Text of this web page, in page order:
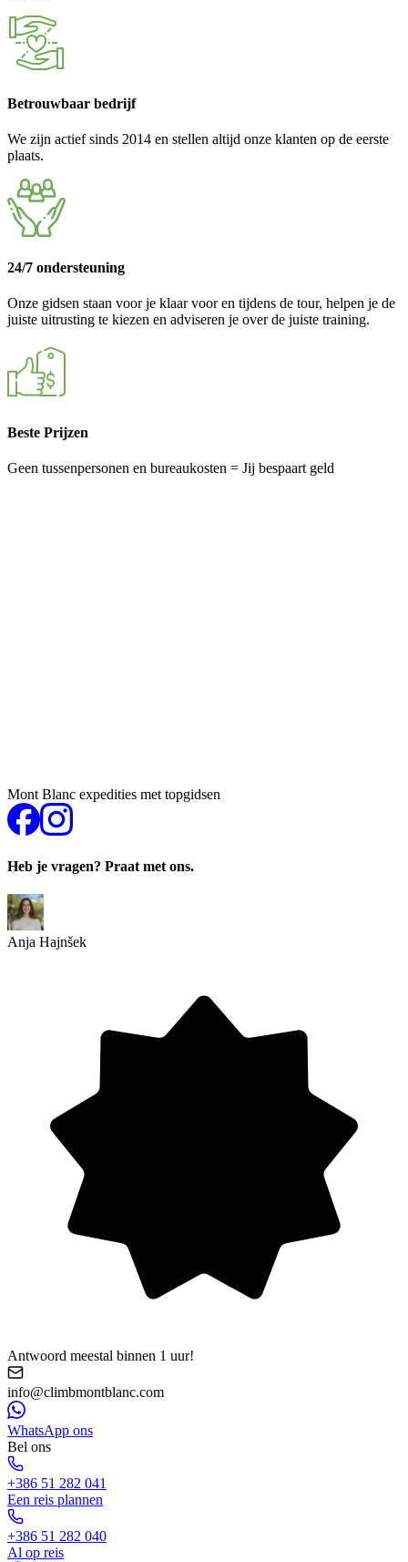
Betrouwbaar bedrijf
We zijn actief sinds 2014 en stellen altijd onze klanten op de eerste
plaats.
24/7 ondersteuning
Onze gidsen staan voor je klaar voor en tijdens de tour, helpen je de
juiste uitrusting te kiezen en adviseren je over de juiste training.
Beste Prijzen
Geen tussenpersonen en bureaukosten = Jij bespaart geld
Mont Blanc expedities met topgidsen
Heb je vragen? Praat met ons.
Anja Hajnšek
Antwoord meestal binnen 1 uur!
info@climbmontblanc.com
WhatsApp ons
Bel ons
+386 51 282 041
Een reis plannen
+386 51 282 040
Al op reis